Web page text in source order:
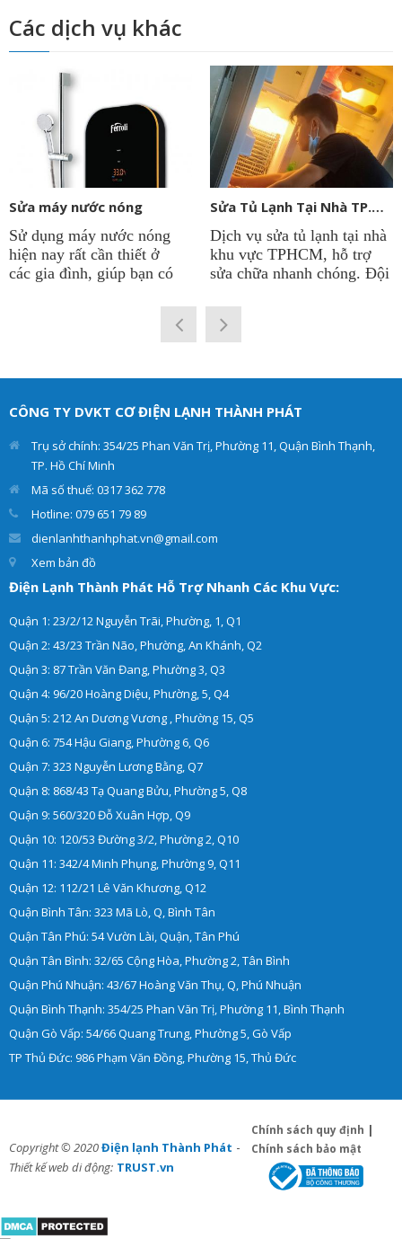
Các dịch vụ khác
Sửa máy nước nóng
Sử dụng máy nước nóng
hiện nay rất cần thiết ở
các gia đình, giúp bạn có
quanh năm để phục vụ cho
sinh hoạt. Vì thế việc máy
nước nóng chạy ổn định là
vụ sửa máy nước nóng các
loại như: máy nước nóng
trực tiếp, máy nước nóng
gián tiếp tại nhà.
Sửa Tủ Lạnh Tại Nhà TP.HCM
Dịch vụ sửa tủ lạnh tại nhà
khu vực TPHCM, hỗ trợ
sửa chữa nhanh chóng. Đội
lạnh tại công ty
Thành Phát
lâu năm trong nghề. Chẩn
nhất. Giúp cho tủ lạnh
hiệu quả và an toàn.
CÔNG TY DVKT CƠ ĐIỆN LẠNH THÀNH PHÁT
Trụ sở chính: 354/25 Phan Văn Trị, Phường 11, Quận Bình Thạnh,
TP. Hồ Chí Minh
Mã số thuế: 0317 362 778
Hotline: 079 651 79 89
dienlanhthanhphat.vn@gmail.com
Xem bản đồ
Điện Lạnh Thành Phát Hỗ Trợ Nhanh Các Khu Vực:
Quận 1: 23/2/12 Nguyễn Trãi, Phường, 1, Q1
Quận 2: 43/23 Trần Não, Phường, An Khánh, Q2
Quận 3: 87 Trần Văn Đang, Phường 3, Q3
Quận 4: 96/20 Hoàng Diệu, Phường, 5, Q4
Quận 5: 212 An Dương Vương , Phường 15, Q5
Quận 6: 754 Hậu Giang, Phường 6, Q6
Quận 7: 323 Nguyễn Lương Bằng, Q7
Quận 8: 868/43 Tạ Quang Bửu, Phường 5, Q8
Quận 9: 560/320 Đỗ Xuân Hợp, Q9
Quận 10: 120/53 Đường 3/2, Phường 2, Q10
Quận 11: 342/4 Minh Phụng, Phường 9, Q11
Quận 12: 112/21 Lê Văn Khương, Q12
Quận Bình Tân: 323 Mã Lò, Q, Bình Tân
Quận Tân Phú: 54 Vườn Lài, Quận, Tân Phú
Quận Tân Bình: 32/65 Cộng Hòa, Phường 2, Tân Bình
Quận Phú Nhuận: 43/67 Hoàng Văn Thụ, Q, Phú Nhuận
Quận Bình Thạnh: 354/25 Phan Văn Trị, Phường 11, Bình Thạnh
Quận Gò Vấp: 54/66 Quang Trung, Phường 5, Gò Vấp
TP Thủ Đức: 986 Phạm Văn Đồng, Phường 15, Thủ Đức
Copyright © 2020Điện lạnh Thành Phát -
Thiết kế web di động: TRUST.vn
Chính sách quy định |
Chính sách bảo mật